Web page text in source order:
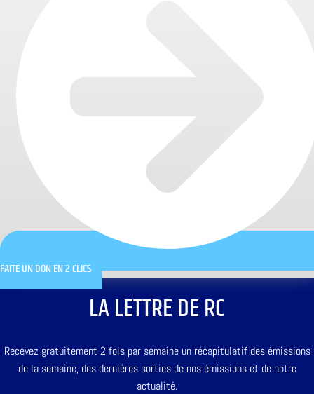
FAITE UN DON EN 2 CLICS
LA LETTRE DE RC
Recevez gratuitement 2 fois par semaine un récapitulatif des émissions
de la semaine, des dernières sorties de nos émissions et de notre
actualité.